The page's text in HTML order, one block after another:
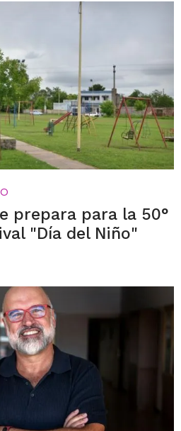
prepara para la 50°
"Día del Niño"